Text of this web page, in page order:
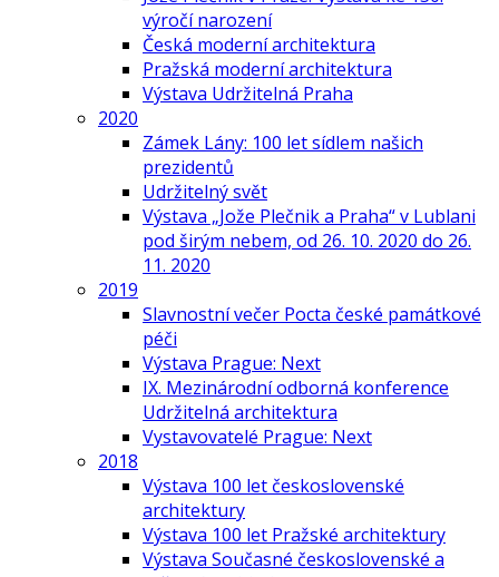
výročí narození
Česká moderní architektura
Pražská moderní architektura
Výstava Udržitelná Praha
2020
Zámek Lány: 100 let sídlem našich
prezidentů
Udržitelný svět
Výstava „Jože Plečnik a Praha“ v Lublani
pod širým nebem, od 26. 10. 2020 do 26.
11. 2020
2019
Slavnostní večer Pocta české památkové
péči
Výstava Prague: Next
IX. Mezinárodní odborná konference
Udržitelná architektura
Vystavovatelé Prague: Next
2018
Výstava 100 let československé
architektury
Výstava 100 let Pražské architektury
Výstava Současné československé a